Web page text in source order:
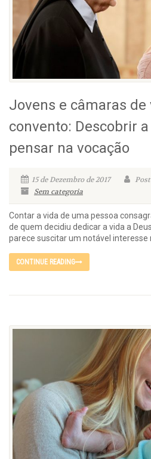
Jovens e câmaras de
convento: Descobrir
pensar na vocação
15 de Dezembro de 2017
Sem categoria
Contar a vida de uma pessoa
de quem decidiu dedicar a vida a
parece suscitar um notável interesse
CONTINUE READING